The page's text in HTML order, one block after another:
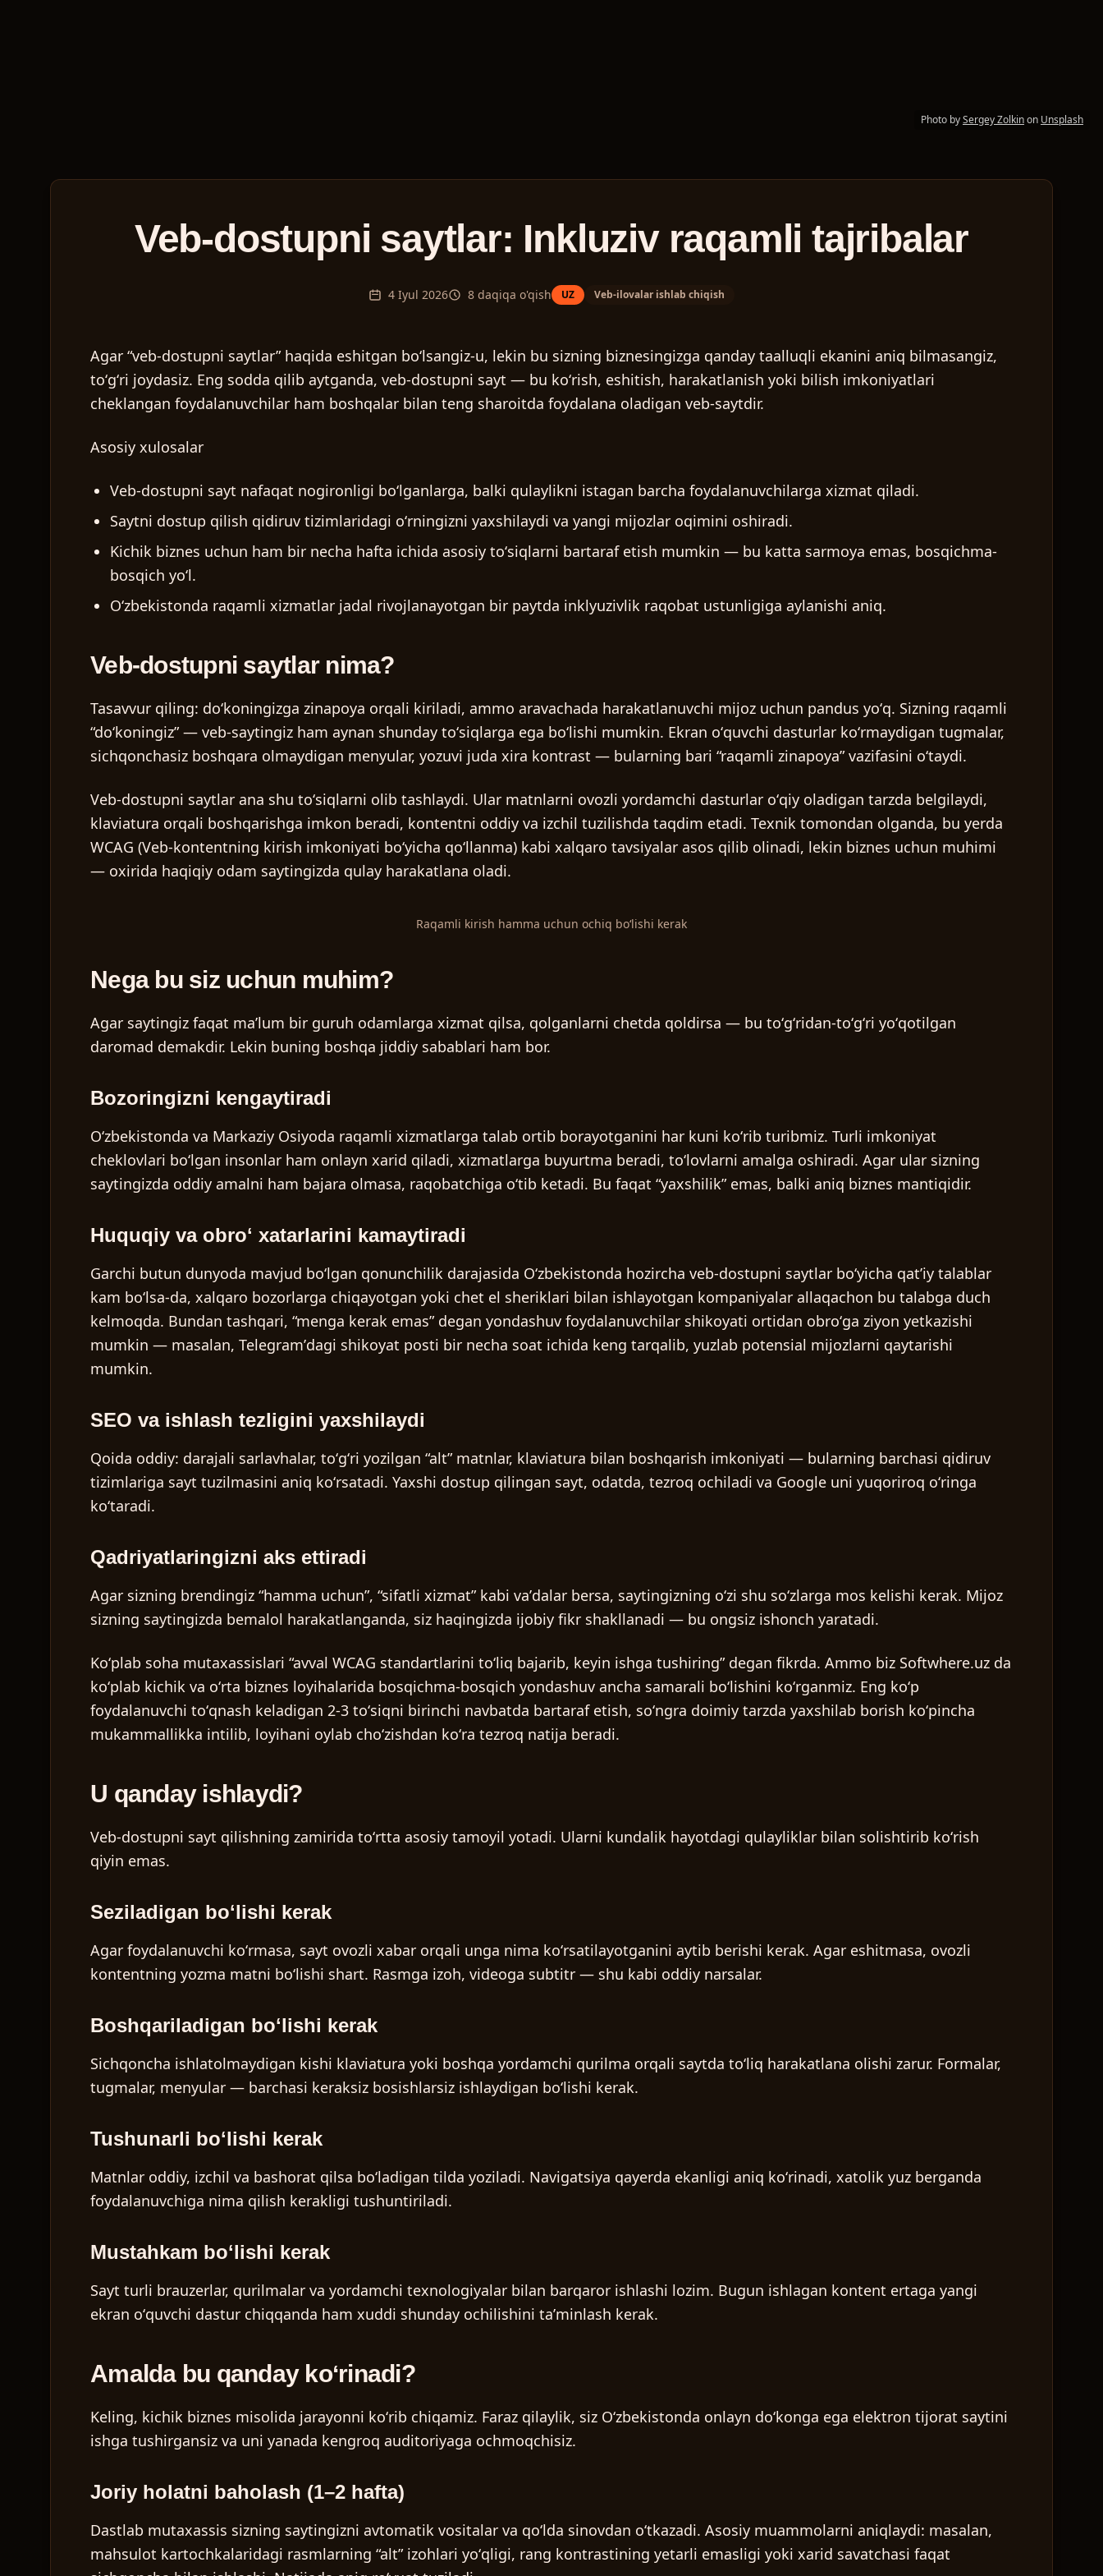
Photo bySergey Zolkinon Unsplash
Veb-dostupni saytlar: Inkluziv raqamli tajribalar
4 Iyul 2026 8 daqiqa o'qish UZ Veb-ilovalar ishlab chiqish
Agar “veb-dostupni saytlar” haqida eshitgan boʻlsangiz-u, lekin bu sizning biznesingizga qanday taalluqli ekanini aniq bilmasangiz,
toʻgʻri joydasiz. Eng sodda qilib aytganda, veb-dostupni sayt — bu koʻrish, eshitish, harakatlanish yoki bilish imkoniyatlari
cheklangan foydalanuvchilar ham boshqalar bilan teng sharoitda foydalana oladigan veb-saytdir.
Asosiy xulosalar
Veb-dostupni sayt nafaqat nogironligi boʻlganlarga, balki qulaylikni istagan barcha foydalanuvchilarga xizmat qiladi.
Saytni dostup qilish qidiruv tizimlaridagi oʻrningizni yaxshilaydi va yangi mijozlar oqimini oshiradi.
Kichik biznes uchun ham bir necha hafta ichida asosiy toʻsiqlarni bartaraf etish mumkin — bu katta sarmoya emas, bosqichma-
bosqich yoʻl.
Oʻzbekistonda raqamli xizmatlar jadal rivojlanayotgan bir paytda inklyuzivlik raqobat ustunligiga aylanishi aniq.
Veb-dostupni saytlar nima?
Tasavvur qiling: doʻkoningizga zinapoya orqali kiriladi, ammo aravachada harakatlanuvchi mijoz uchun pandus yoʻq. Sizning raqamli
“doʻkoningiz” — veb-saytingiz ham aynan shunday toʻsiqlarga ega boʻlishi mumkin. Ekran oʻquvchi dasturlar koʻrmaydigan tugmalar,
sichqonchasiz boshqara olmaydigan menyular, yozuvi juda xira kontrast — bularning bari “raqamli zinapoya” vazifasini oʻtaydi.
Veb-dostupni saytlar ana shu toʻsiqlarni olib tashlaydi. Ular matnlarni ovozli yordamchi dasturlar oʻqiy oladigan tarzda belgilaydi,
klaviatura orqali boshqarishga imkon beradi, kontentni oddiy va izchil tuzilishda taqdim etadi. Texnik tomondan olganda, bu yerda
WCAG (Veb-kontentning kirish imkoniyati boʻyicha qoʻllanma) kabi xalqaro tavsiyalar asos qilib olinadi, lekin biznes uchun muhimi
— oxirida haqiqiy odam saytingizda qulay harakatlana oladi.
Raqamli kirish hamma uchun ochiq boʻlishi kerak
Nega bu siz uchun muhim?
Agar saytingiz faqat maʼlum bir guruh odamlarga xizmat qilsa, qolganlarni chetda qoldirsa — bu toʻgʻridan-toʻgʻri yoʻqotilgan
daromad demakdir. Lekin buning boshqa jiddiy sabablari ham bor.
Bozoringizni kengaytiradi
Oʻzbekistonda va Markaziy Osiyoda raqamli xizmatlarga talab ortib borayotganini har kuni koʻrib turibmiz. Turli imkoniyat
cheklovlari boʻlgan insonlar ham onlayn xarid qiladi, xizmatlarga buyurtma beradi, toʻlovlarni amalga oshiradi. Agar ular sizning
saytingizda oddiy amalni ham bajara olmasa, raqobatchiga oʻtib ketadi. Bu faqat “yaxshilik” emas, balki aniq biznes mantiqidir.
Huquqiy va obroʻ xatarlarini kamaytiradi
Garchi butun dunyoda mavjud boʻlgan qonunchilik darajasida Oʻzbekistonda hozircha veb-dostupni saytlar boʻyicha qatʼiy talablar
kam boʻlsa-da, xalqaro bozorlarga chiqayotgan yoki chet el sheriklari bilan ishlayotgan kompaniyalar allaqachon bu talabga duch
kelmoqda. Bundan tashqari, “menga kerak emas” degan yondashuv foydalanuvchilar shikoyati ortidan obroʻga ziyon yetkazishi
mumkin — masalan, Telegramʼdagi shikoyat posti bir necha soat ichida keng tarqalib, yuzlab potensial mijozlarni qaytarishi
mumkin.
SEO va ishlash tezligini yaxshilaydi
Qoida oddiy: darajali sarlavhalar, toʻgʻri yozilgan “alt” matnlar, klaviatura bilan boshqarish imkoniyati — bularning barchasi qidiruv
tizimlariga sayt tuzilmasini aniq koʻrsatadi. Yaxshi dostup qilingan sayt, odatda, tezroq ochiladi va Google uni yuqoriroq oʻringa
koʻtaradi.
Qadriyatlaringizni aks ettiradi
Agar sizning brendingiz “hamma uchun”, “sifatli xizmat” kabi vaʼdalar bersa, saytingizning oʻzi shu soʻzlarga mos kelishi kerak. Mijoz
sizning saytingizda bemalol harakatlanganda, siz haqingizda ijobiy fikr shakllanadi — bu ongsiz ishonch yaratadi.
Koʻplab soha mutaxassislari “avval WCAG standartlarini toʻliq bajarib, keyin ishga tushiring” degan fikrda. Ammo biz Softwhere.uz da
koʻplab kichik va oʻrta biznes loyihalarida bosqichma-bosqich yondashuv ancha samarali boʻlishini koʻrganmiz. Eng koʻp
foydalanuvchi toʻqnash keladigan 2-3 toʻsiqni birinchi navbatda bartaraf etish, soʻngra doimiy tarzda yaxshilab borish koʻpincha
mukammallikka intilib, loyihani oylab choʻzishdan koʻra tezroq natija beradi.
U qanday ishlaydi?
Veb-dostupni sayt qilishning zamirida toʻrtta asosiy tamoyil yotadi. Ularni kundalik hayotdagi qulayliklar bilan solishtirib koʻrish
qiyin emas.
Seziladigan boʻlishi kerak
Agar foydalanuvchi koʻrmasa, sayt ovozli xabar orqali unga nima koʻrsatilayotganini aytib berishi kerak. Agar eshitmasa, ovozli
kontentning yozma matni boʻlishi shart. Rasmga izoh, videoga subtitr — shu kabi oddiy narsalar.
Boshqariladigan boʻlishi kerak
Sichqoncha ishlatolmaydigan kishi klaviatura yoki boshqa yordamchi qurilma orqali saytda toʻliq harakatlana olishi zarur. Formalar,
tugmalar, menyular — barchasi keraksiz bosishlarsiz ishlaydigan boʻlishi kerak.
Tushunarli boʻlishi kerak
Matnlar oddiy, izchil va bashorat qilsa boʻladigan tilda yoziladi. Navigatsiya qayerda ekanligi aniq koʻrinadi, xatolik yuz berganda
foydalanuvchiga nima qilish kerakligi tushuntiriladi.
Mustahkam boʻlishi kerak
Sayt turli brauzerlar, qurilmalar va yordamchi texnologiyalar bilan barqaror ishlashi lozim. Bugun ishlagan kontent ertaga yangi
ekran oʻquvchi dastur chiqqanda ham xuddi shunday ochilishini taʼminlash kerak.
Amalda bu qanday koʻrinadi?
Keling, kichik biznes misolida jarayonni koʻrib chiqamiz. Faraz qilaylik, siz Oʻzbekistonda onlayn doʻkonga ega elektron tijorat saytini
ishga tushirgansiz va uni yanada kengroq auditoriyaga ochmoqchisiz.
Joriy holatni baholash (1–2 hafta)
Dastlab mutaxassis sizning saytingizni avtomatik vositalar va qoʻlda sinovdan oʻtkazadi. Asosiy muammolarni aniqlaydi: masalan,
mahsulot kartochkalaridagi rasmlarning “alt” izohlari yoʻqligi, rang kontrastining yetarli emasligi yoki xarid savatchasi faqat